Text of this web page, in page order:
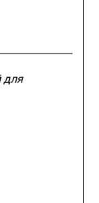
для